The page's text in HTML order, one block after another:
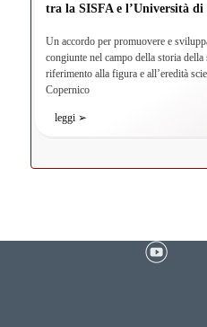
tra la SISFA e l’Università di
Un accordo per promuovere e
congiunte nel campo della storia della
riferimento alla figura e all’eredità
Copernico
leggi ➢